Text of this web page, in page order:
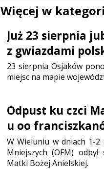
Więcej w
Już 23 sierpnia
z gwiazdami
23 sierpnia Osjaków
miejsc na mapie
Odpust ku czci
u oo
W Wieluniu w dniach 1-
Mniejszych (OFM)
Matki Bożej Anielskiej.